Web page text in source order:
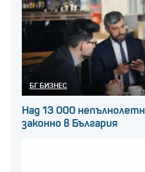
БГ БИЗНЕС
Над 13 000
законно в България